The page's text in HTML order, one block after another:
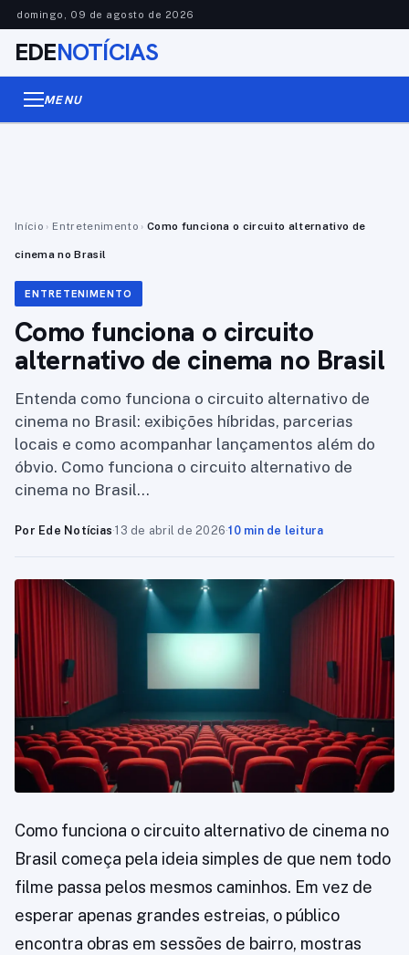
domingo, 09 de agosto de 2026
EDENOTÍCIAS
MENU
Início › Entretenimento › Como funciona o circuito alternativo de
cinema no Brasil
ENTRETENIMENTO
Como funciona o circuito
alternativo de cinema no Brasil
Entenda como funciona o circuito alternativo de
cinema no Brasil: exibições híbridas, parcerias
locais e como acompanhar lançamentos além do
óbvio. Como funciona o circuito alternativo de
cinema no Brasil…
Por Ede Notícias·13 de abril de 2026·10 min de leitura
Como funciona o circuito alternativo de cinema no
Brasil começa pela ideia simples de que nem todo
filme passa pelos mesmos caminhos. Em vez de
esperar apenas grandes estreias, o público
encontra obras em sessões de bairro, mostras